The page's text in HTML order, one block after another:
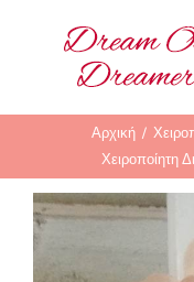
Αρχική
Χειροποίητη